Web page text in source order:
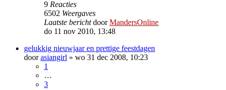
9 Reacties
6502 Weergaves
Laatste berichtdoorMandersOnline
do 11 nov 2010, 13:48
gelukkig nieuwjaar en prettige feestdagen
doorasiangirl » wo 31 dec 2008, 10:23
1
…
3